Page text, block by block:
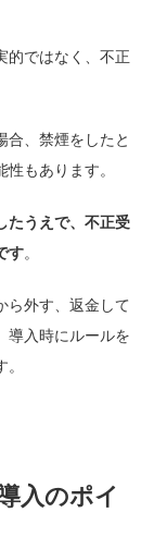
的ではなく、不正
合、禁煙をしたと
もあります。
たうえで、不正受
す。
ら外す、返金して
導入時にルールを
入のポイ